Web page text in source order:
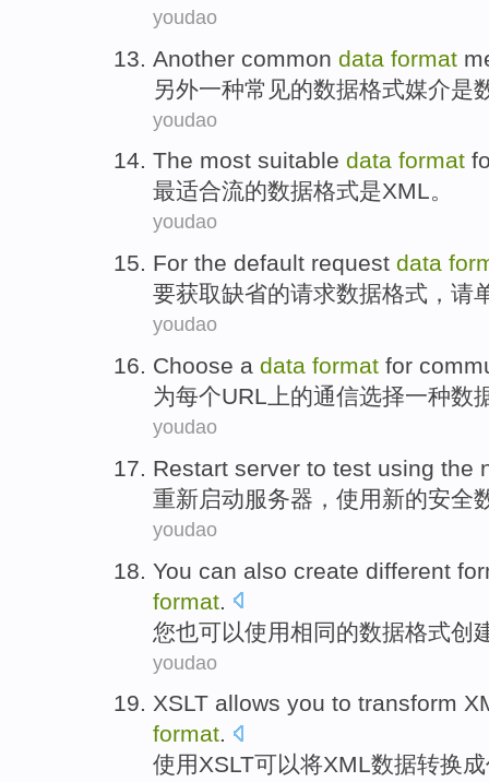
youdao
Another common data format
另外一种常见的数据格式媒介是
youdao
The most suitable data format
最适合流的数据格式是XML。
youdao
For the default request data
要获取缺省的请求数据格式 ， 请
youdao
Choose a data format for
为每个URL 上的通信选择一种数
youdao
Restart server to test using the
重新启动服务器 ， 使用新的安全
youdao
You can also create different
format
您也可以使用相同的数据格式创
youdao
XSLT allows you to transform
format.
使用XSLT可以将XML数据转换成